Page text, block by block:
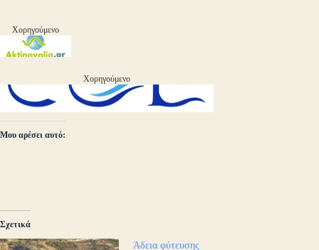
Χορηγούμενο
Χορηγούμενο
Μου αρέσει αυτό:
Σχετικά
Άδεια φύτευσης